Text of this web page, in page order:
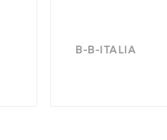
B-B-ITALIA